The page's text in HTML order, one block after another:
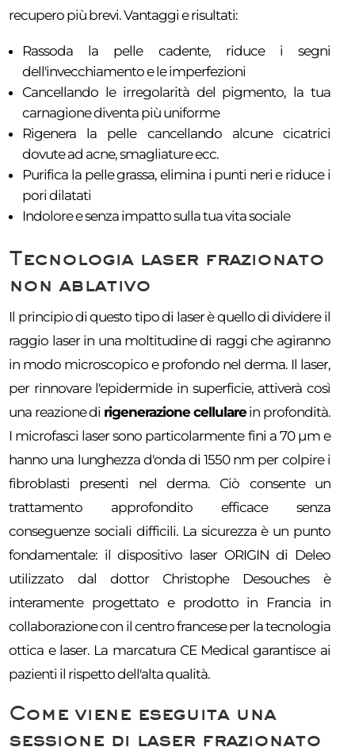
recupero più brevi. Vantaggi e risultati:
Rassoda la pelle cadente, riduce i segni
dell'invecchiamento e le imperfezioni
Cancellando le irregolarità del pigmento, la tua
carnagione diventa più uniforme
Rigenera la pelle cancellando alcune cicatrici
dovute ad acne, smagliature ecc.
Purifica la pelle grassa, elimina i punti neri e riduce i
pori dilatati
Indolore e senza impatto sulla tua vita sociale
Tecnologia laser frazionato
non ablativo
Il principio di questo tipo di laser è quello di dividere il
raggio laser in una moltitudine di raggi che agiranno
in modo microscopico e profondo nel derma. Il laser,
per rinnovare l'epidermide in superficie, attiverà così
una reazione di rigenerazione cellularein profondità.
I microfasci laser sono particolarmente fini a 70 µm e
hanno una lunghezza d'onda di 1550 nm per colpire i
fibroblasti presenti nel derma. Ciò consente un
trattamento approfondito efficace senza
conseguenze sociali difficili. La sicurezza è un punto
fondamentale: il dispositivo laser ORIGIN di Deleo
utilizzato dal dottor Christophe Desouches è
interamente progettato e prodotto in Francia in
collaborazione con il centro francese per la tecnologia
ottica e laser. La marcatura CE Medical garantisce ai
pazienti il rispetto dell'alta qualità.
Come viene eseguita una
sessione di laser frazionato